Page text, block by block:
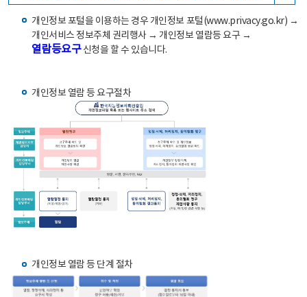
개인정보 포털을 이용하는 경우 개인정보 포털(www.privacy.go.kr) →
개인서비스 정보주체 권리행사 → 개인정보 열람등 요구 →
열람등요구신청을 할 수 있습니다.
개인정보 열람 등 요구절차
개인정보 열람 등 단계 절차